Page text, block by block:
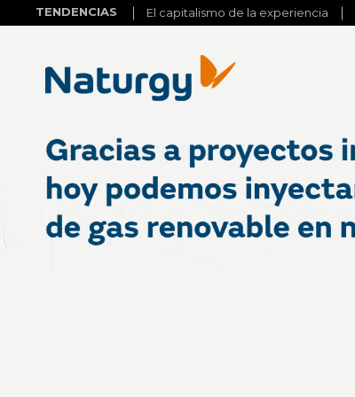
TENDENCIAS El capitalismo de la experiencia